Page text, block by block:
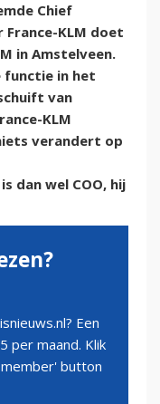
Chief
France-KLM doet
in Amstelveen.
functie in het
van
KLM
verandert op
dan wel COO, hij
Een
per maand. Klik
button